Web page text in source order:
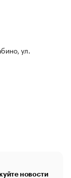
ул.
новости